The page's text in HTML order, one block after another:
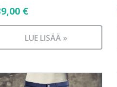
€
LUE LISÄÄ »